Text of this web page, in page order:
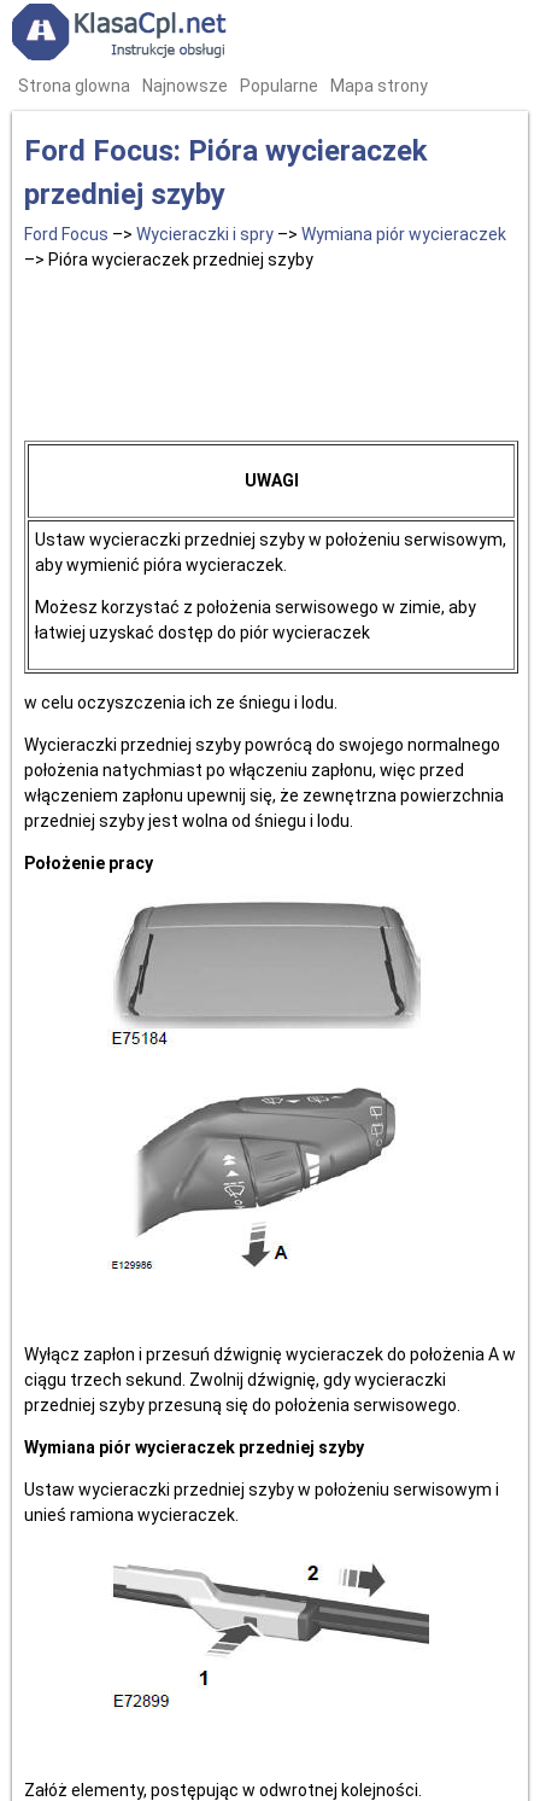
Strona glowna Najnowsze Popularne Mapa strony
Ford Focus: Pióra wycieraczek
przedniej szyby
Ford Focus –> Wycieraczki i spry –> Wymiana piór wycieraczek
–> Pióra wycieraczek przedniej szyby
UWAGI
Ustaw wycieraczki przedniej szyby w położeniu serwisowym,
aby wymienić pióra wycieraczek.
Możesz korzystać z położenia serwisowego w zimie, aby
łatwiej uzyskać dostęp do piór wycieraczek
w celu oczyszczenia ich ze śniegu i lodu.
Wycieraczki przedniej szyby powrócą do swojego normalnego
położenia natychmiast po włączeniu zapłonu, więc przed
włączeniem zapłonu upewnij się, że zewnętrzna powierzchnia
przedniej szyby jest wolna od śniegu i lodu.
Położenie pracy
Wyłącz zapłon i przesuń dźwignię wycieraczek do położenia A w
ciągu trzech sekund. Zwolnij dźwignię, gdy wycieraczki
przedniej szyby przesuną się do położenia serwisowego.
Wymiana piór wycieraczek przedniej szyby
Ustaw wycieraczki przedniej szyby w położeniu serwisowym i
unieś ramiona wycieraczek.
Załóż elementy, postępując w odwrotnej kolejności.